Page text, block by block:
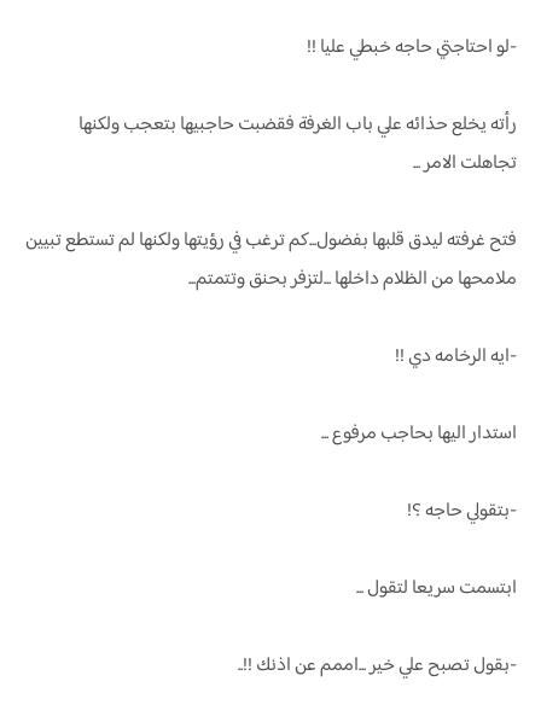
-لو احتاجتي حاجه خبطي عليا !!
رأته يخلع حذائه علي باب الغرفة فقضبت حاجبيها بتعجب ولكنها
تجاهلت الامر ...
فتح غرفته ليدق قلبها بفضول...كم ترغب في رؤيتها ولكنها لم تستطع تبيين
ملامحها من الظلام داخلها ...لتزفر بحنق وتتمتم...
-ايه الرخامه دي !!
استدار اليها بحاجب مرفوع ...
-بتقولي حاجه ؟!
ابتسمت سريعا لتقول ...
-بقول تصبح علي خير ...اممم عن اذنك !!..